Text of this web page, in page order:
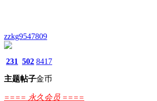
zzkg9547809
231
主题
502
帖子
8417
金币
==== 永久会员 ====